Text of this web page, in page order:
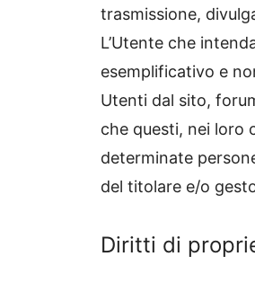
trasmissione,
L’Utente che
esemplificativo e
Utenti dal sito,
che questi, nei loro
determinate
del titolare e/o
Diritti di